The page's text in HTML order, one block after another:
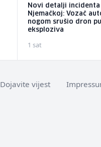
Novi detalji incidenta
Njemačkoj: Vozač
nogom srušio dron
eksploziva
1 sat
Dojavite vijest